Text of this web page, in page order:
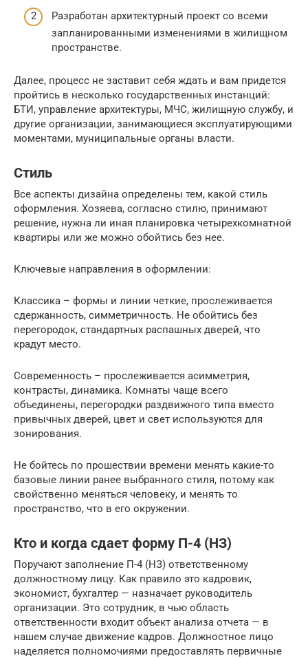
Разработан архитектурный проект со всеми
запланированными изменениями в жилищном
пространстве.
Далее, процесс не заставит себя ждать и вам придется
пройтись в несколько государственных инстанций:
БТИ, управление архитектуры, МЧС, жилищную службу, и
другие организации, занимающиеся эксплуатирующими
моментами, муниципальные органы власти.
Стиль
Все аспекты дизайна определены тем, какой стиль
оформления. Хозяева, согласно стилю, принимают
решение, нужна ли иная планировка четырехкомнатной
квартиры или же можно обойтись без нее.
Ключевые направления в оформлении:
Классика – формы и линии четкие, прослеживается
сдержанность, симметричность. Не обойтись без
перегородок, стандартных распашных дверей, что
крадут место.
Современность – прослеживается асимметрия,
контрасты, динамика. Комнаты чаще всего
объединены, перегородки раздвижного типа вместо
привычных дверей, цвет и свет используются для
зонирования.
Не бойтесь по прошествии времени менять какие-то
базовые линии ранее выбранного стиля, потому как
свойственно меняться человеку, и менять то
пространство, что в его окружении.
Кто и когда сдает форму П-4 (НЗ)
Поручают заполнение П-4 (НЗ) ответственному
должностному лицу. Как правило это кадровик,
экономист, бухгалтер — назначает руководитель
организации. Это сотрудник, в чью область
ответственности входит объект анализа отчета — в
нашем случае движение кадров. Должностное лицо
наделяется полномочиями предоставлять первичные